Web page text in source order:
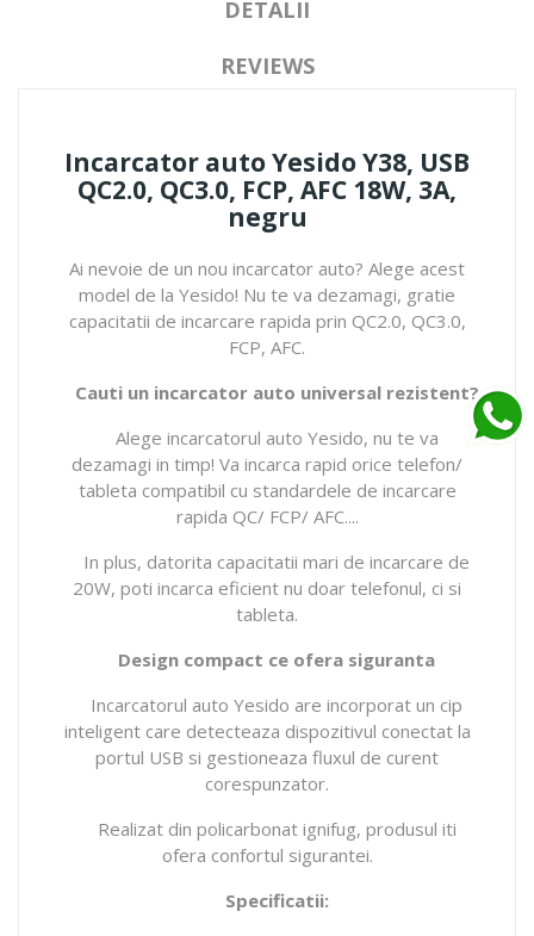
DETALII
REVIEWS
Incarcator auto Yesido Y38, USB
QC2.0, QC3.0, FCP, AFC 18W, 3A,
negru
Ai nevoie de un nou incarcator auto? Alege acest
model de la Yesido! Nu te va dezamagi, gratie
capacitatii de incarcare rapida prin QC2.0, QC3.0,
FCP, AFC.
Cauti un incarcator auto universal rezistent?
Alege incarcatorul auto Yesido, nu te va
dezamagi in timp! Va incarca rapid orice telefon/
tableta compatibil cu standardele de incarcare
rapida QC/ FCP/ AFC....
In plus, datorita capacitatii mari de incarcare de
20W, poti incarca eficient nu doar telefonul, ci si
tableta.
Design compact ce ofera siguranta
Incarcatorul auto Yesido are incorporat un cip
inteligent care detecteaza dispozitivul conectat la
portul USB si gestioneaza fluxul de curent
corespunzator.
Realizat din policarbonat ignifug, produsul iti
ofera confortul sigurantei.
Specificatii: